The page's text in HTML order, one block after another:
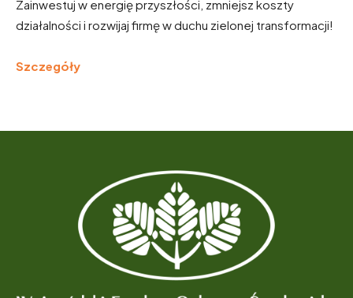
Zainwestuj w energię przyszłości, zmniejsz koszty
działalności i rozwijaj firmę w duchu zielonej transformacji!
Szczegóły